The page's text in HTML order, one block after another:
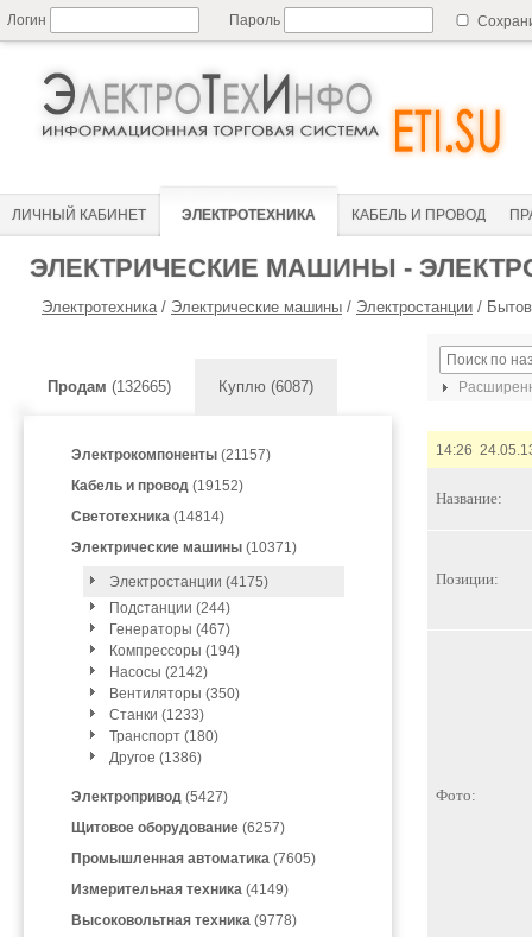
Логин Пароль
ЛИЧНЫЙ КАБИНЕТ ЭЛЕКТРОТЕХНИКА КАБЕЛЬ И ПРОВОД
ЭЛЕКТРИЧЕСКИЕ МАШИНЫ -
Электротехника/ Электрические машины / Электростанции /
Продам (132665) Куплю (6087)
Электрокомпоненты (21157)
Кабель и провод (19152)
Светотехника (14814)
Электрические машины (10371)
Электростанции (4175)
Подстанции (244)
Генераторы (467)
Компрессоры (194)
Насосы (2142)
Вентиляторы (350)
Станки (1233)
Транспорт (180)
Другое (1386)
Электропривод (5427)
Щитовое оборудование (6257)
Промышленная автоматика (7605)
Измерительная техника (4149)
Высоковольтная техника (9778)
14:26
Название:
Позиции:
Фото: